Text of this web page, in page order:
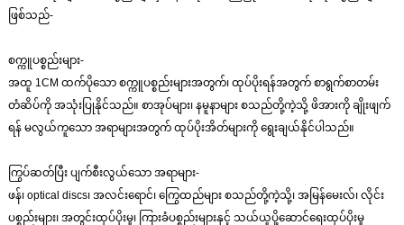
ဖြစ်သည်-
စက္ကူပစ္စည်းများ-
အထူ 1CM ထက်ပိုသော စက္ကူပစ္စည်းများအတွက်၊ ထုပ်ပိုးရန်အတွက် စာရွက်စာတမ်း
တံဆိပ်ကို အသုံးပြုနိုင်သည်။ စာအုပ်များ၊ နမူနာများ စသည်တို့ကဲ့သို့ ဖိအားကို ချိုးဖျက်
ရန် မလွယ်ကူသော အရာများအတွက် ထုပ်ပိုးအိတ်များကို ရွေးချယ်နိုင်ပါသည်။
ကြွပ်ဆတ်ပြီး ပျက်စီးလွယ်သော အရာများ-
ဖန်၊ optical discs၊ အလင်းရောင်၊ ကြွေထည်များ စသည်တို့ကဲ့သို့၊ အမြန်မေးလ်၊ လိုင်း
ပစ္စည်းများ၊ အတွင်းထုပ်ပိုးမှု၊ ကြားခံပစ္စည်းများနှင့် သယ်ယူပို့ဆောင်ရေးထုပ်ပိုးမှု